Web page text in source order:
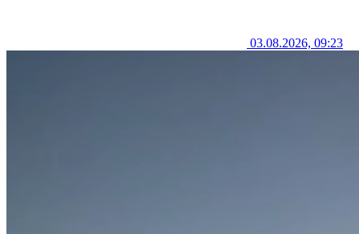
03.08.2026, 09:23